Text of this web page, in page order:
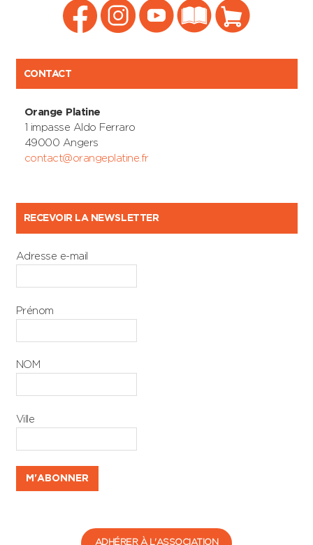
CONTACT
Orange Platine
1 impasse Aldo Ferraro
49000 Angers
contact@orangeplatine.fr
RECEVOIR LA NEWSLETTER
Adresse e-mail
Prénom
NOM
Ville
ADHÉRER À L'ASSOCIATION